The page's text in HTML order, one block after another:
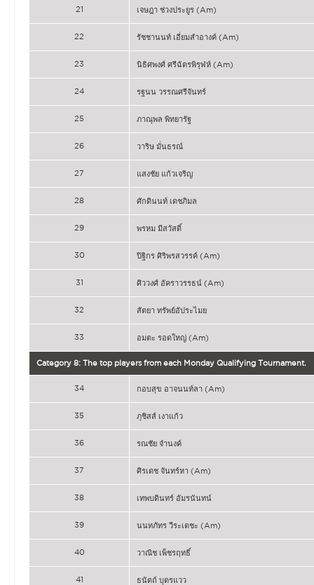
21 เจษฎา ช่วงประยูร (Am)
22 รัชชานนท์ เอี่ยมสำอางค์ (Am)
23 นิธิศพงศ์ ศรีฉัตรพิรุฬห์ (Am)
24 รฐนน วรรณศรีจันทร์
25 ภาณุพล พิทยารัฐ
26 วาริษ มั่นธรณ์
27 แสงชัย แก้วเจริญ
28 ศักดินนท์ เดชภิมล
29 พรหม มีสวัสดิ์
30 ปิฐิกร ศิริพรสวรรค์ (Am)
31 ศิววงศ์ อัคราวรรธน์ (Am)
32 สัตยา ทรัพย์อัประไมย
33 อมตะ รอดใหญ่ (Am)
Category 8: The top players from each Monday Qualifying Tournament.
34 กอบสุข อาจนนท์ลา (Am)
35 ภุชิสส์ เงาแก้ว
36 รณชัย จำนงค์
37 ศิรเดช จันทร์หา (Am)
38 เทพบดินทร์ อัมรนันทน์
39 นนทภัทร วีระเตชะ (Am)
40 วาณิช เพ็ชรฤทธิ์
41 ธนัตถ์ บุตรแวว